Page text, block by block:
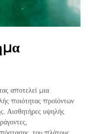
αποτελεί μια
ποιότητας προϊόντων
Αισθητήρες υψηλής